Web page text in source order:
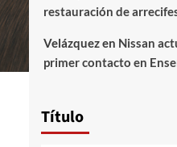
restauración de
Velázquezen Nissan
primer contacto en
Título